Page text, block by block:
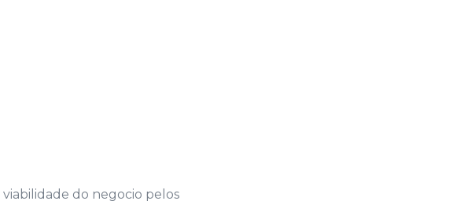
do negocio pelos